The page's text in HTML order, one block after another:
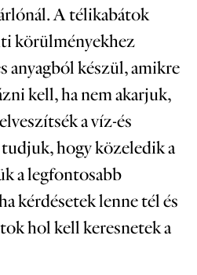
A télikabátok
körülményekhez
anyagból készül, amikre
kell, ha nem akarjuk,
a víz-és
hogy közeledik a
a legfontosabb
kérdésetek lenne tél és
hol kell keresnetek a